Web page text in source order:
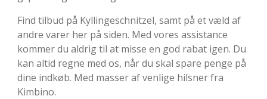
Find tilbud på Kyllingeschnitzel, samt på et væld af
andre varer her på siden. Med vores assistance
kommer du aldrig til at misse en god rabat igen. Du
kan altid regne med os, når du skal spare penge på
dine indkøb. Med masser af venlige hilsner fra
Kimbino.